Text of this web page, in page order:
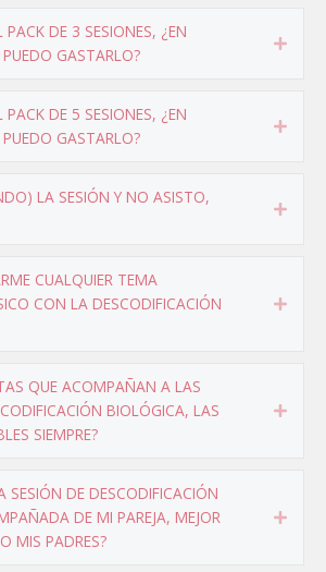
PACK DE 3 SESIONES, ¿EN
GASTARLO?
PACK DE 5 SESIONES, ¿EN
GASTARLO?
LA SESIÓN Y NO ASISTO,
CUALQUIER TEMA
CON LA DESCODIFICACIÓN
QUE ACOMPAÑAN A LAS
BIOLÓGICA, LAS
SIEMPRE?
SESIÓN DE DESCODIFICACIÓN
DE MI PAREJA, MEJOR
MIS PADRES?